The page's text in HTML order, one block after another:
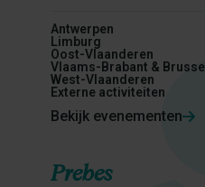
Antwerpen
Limburg
Oost-Vlaanderen
Vlaams-Brabant & Brussel
West-Vlaanderen
Externe activiteiten
Bekijk evenementen
Prebes